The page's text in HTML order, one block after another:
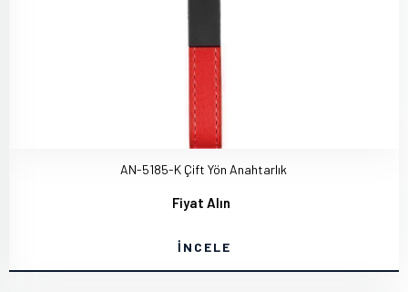
AN-5185-K Çift Yön Anahtarlık
Fiyat Alın
İNCELE